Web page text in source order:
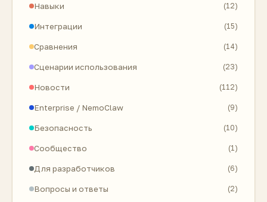
Навыки (12)
Интеграции (15)
Сравнения (14)
Сценарии использования (23)
Новости (112)
Enterprise / NemoClaw (9)
Безопасность (10)
Сообщество (1)
Для разработчиков (6)
Вопросы и ответы (2)